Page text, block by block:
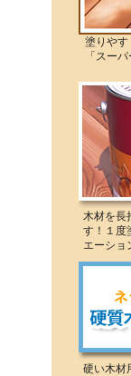
塗りやす
「スーパ
木材を長
す！１度
エーショ
硬い木材